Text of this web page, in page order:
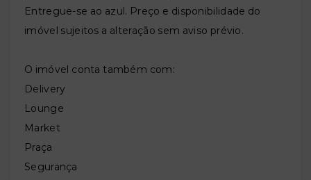
Entregue-se ao azul. Preço e disponibilidade do
imóvel sujeitos a alteração sem aviso prévio.
O imóvel conta também com:
Delivery
Lounge
Market
Praça
Segurança